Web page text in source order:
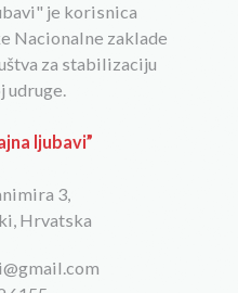
je korisnica
Nacionalne zaklade
za stabilizaciju
udruge.
ljubavi”
3,
Hrvatska